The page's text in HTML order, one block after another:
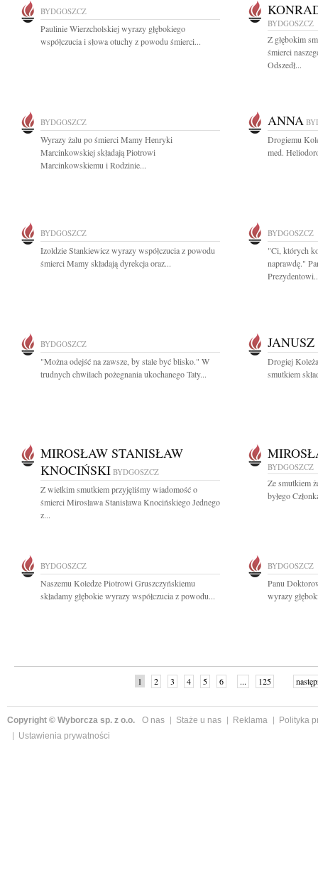
BYDGOSZCZ
Paulinie Wierzcholskiej wyrazy głębokiego
współczucia i słowa otuchy z powodu śmierci...
BYDGOSZCZ
Z głębokim
śmierci
Odszedł...
BYDGOSZCZ
Wyrazy żalu po śmierci Mamy Henryki
Marcinkowskiej składają Piotrowi
Marcinkowskiemu i Rodzinie...
ANNA
Drogiemu
med.
BYDGOSZCZ
Izoldzie Stankiewicz wyrazy współczucia z powodu
śmierci Mamy składają dyrekcja oraz...
BYDGOSZCZ
"Ci, których
naprawdę."
BYDGOSZCZ
"Można odejść na zawsze, by stale być blisko." W
trudnych chwilach pożegnania ukochanego Taty...
Drogiej
smutkiem
MIROSŁAW STANISŁAW
KNOCIŃSKI BYDGOSZCZ
Z wielkim smutkiem przyjęliśmy wiadomość o
śmierci Mirosława Stanisława Knocińskiego Jednego
z...
BYDGOSZCZ
Ze smutkiem
byłego
BYDGOSZCZ
Naszemu Koledze Piotrowi Gruszczyńskiemu
składamy głębokie wyrazy współczucia z powodu...
BYDGOSZCZ
Panu
wyrazy
1 2 3 4 5 6 ... 125
Copyright © Wyborcza sp. z o.o. O nas Staże u nas Reklama
Polityka
Ustawienia prywatności